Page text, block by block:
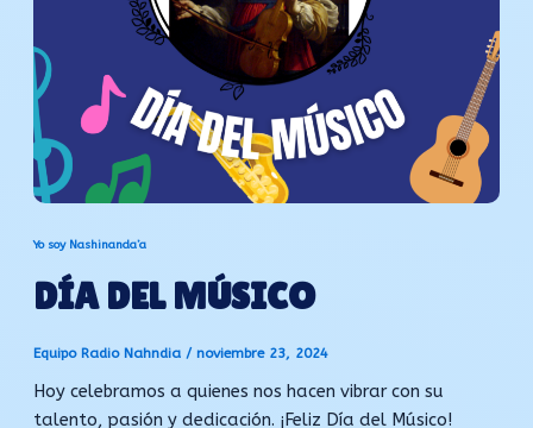
Yo soy Nashinanda’a
DÍA DEL MÚSICO
Equipo Radio Nahndia / noviembre 23, 2024
Hoy celebramos a quienes nos hacen vibrar con su
talento, pasión y dedicación. ¡Feliz Día del Músico!